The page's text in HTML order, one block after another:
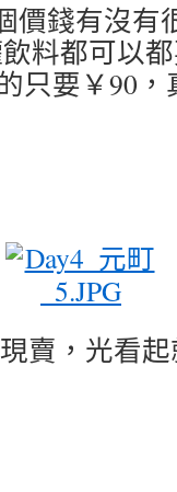
價錢有沒有
料都可以
只要￥90
賣，光看